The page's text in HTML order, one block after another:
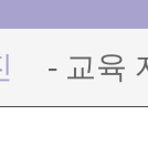
- 교육